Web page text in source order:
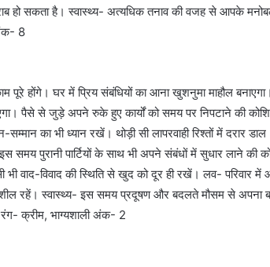
हो सकता है। स्वास्थ्य- अत्यधिक तनाव की वजह से आपके
8
पूरे होंगे। घर में प्रिय संबंधियों का आना खुशनुमा माहौल बनाएगा।
पैसे से जुड़े अपने रुके हुए कार्यों को समय पर निपटाने की
का भी ध्यान रखें। थोड़ी सी लापरवाही रिश्तों में दरार डाल
समय पुरानी पार्टियों के साथ भी अपने संबंधों में सुधार लाने की
वाद-विवाद की स्थिति से खुद को दूर ही रखें। लव- परिवार में
रहें। स्वास्थ्य- इस समय प्रदूषण और बदलते मौसम से अपना
क्रीम, भाग्यशाली अंक- 2